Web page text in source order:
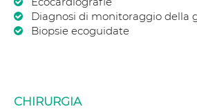
Diagnosi di monitoraggio della
Biopsie ecoguidate
CHIRURGIA